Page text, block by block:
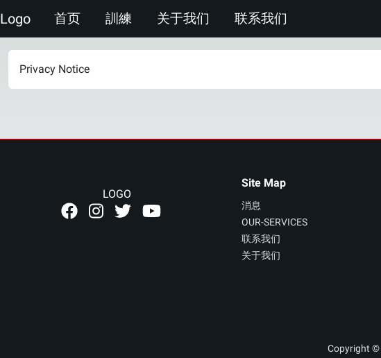
Logo 首页 訓練 关于我们 联系我们
Privacy Notice
LOGO
Site Map
消息
OUR-SERVICES
联系我们
关于我们
Copyright ©